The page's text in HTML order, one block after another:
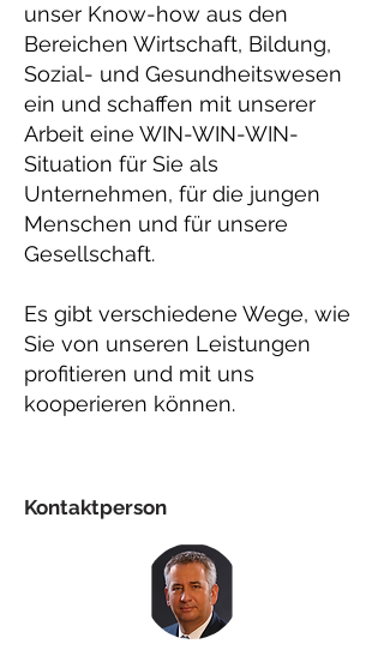
unser Know-how aus den
Bereichen Wirtschaft, Bildung,
Sozial- und Gesundheitswesen
ein und schaffen mit unserer
Arbeit eine WIN-WIN-WIN-
Situation für Sie als
Unternehmen, für die jungen
Menschen und für unsere
Gesellschaft.
Es gibt verschiedene Wege, wie
Sie von unseren Leistungen
profitieren und mit uns
kooperieren können.
Kontaktperson